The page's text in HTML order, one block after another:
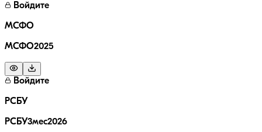
Войдите
МСФО
МСФО2025
Войдите
РСБУ
РСБУ3мес2026